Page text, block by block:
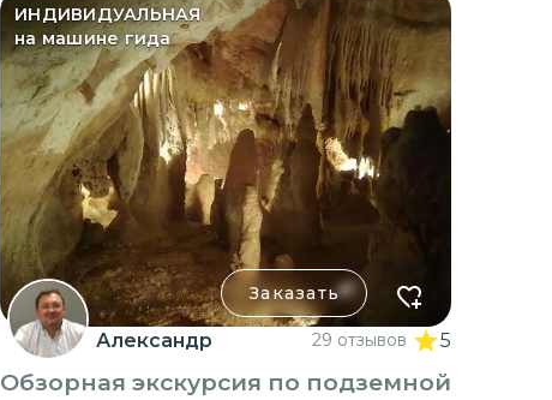
ИНДИВИДУАЛЬНАЯ
на машине гида
Заказать
Александр 29 отзывов 5
Обзорная экскурсия по подземной